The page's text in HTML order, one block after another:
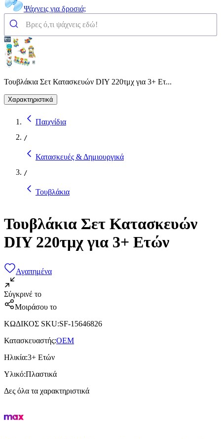
Ψάχνεις για δροσιά;
Τουβλάκια Σετ Κατασκευών DIY 220τμχ για 3+ Ετ...
Χαρακτηριστικά
Παιχνίδια
/
Κατασκευές & Δημιουργικά
/
Τουβλάκια
Τουβλάκια Σετ Κατασκευών
DIY 220τμχ για 3+ Ετών
Αγαπημένα
Σύγκρινέ το
Μοιράσου το
ΚΩΔΙΚΟΣ SKU:SF-15646826
Κατασκευαστής:OEM
Ηλικία:3+ Ετών
Υλικό:Πλαστικά
Δες όλα τα χαρακτηριστικά